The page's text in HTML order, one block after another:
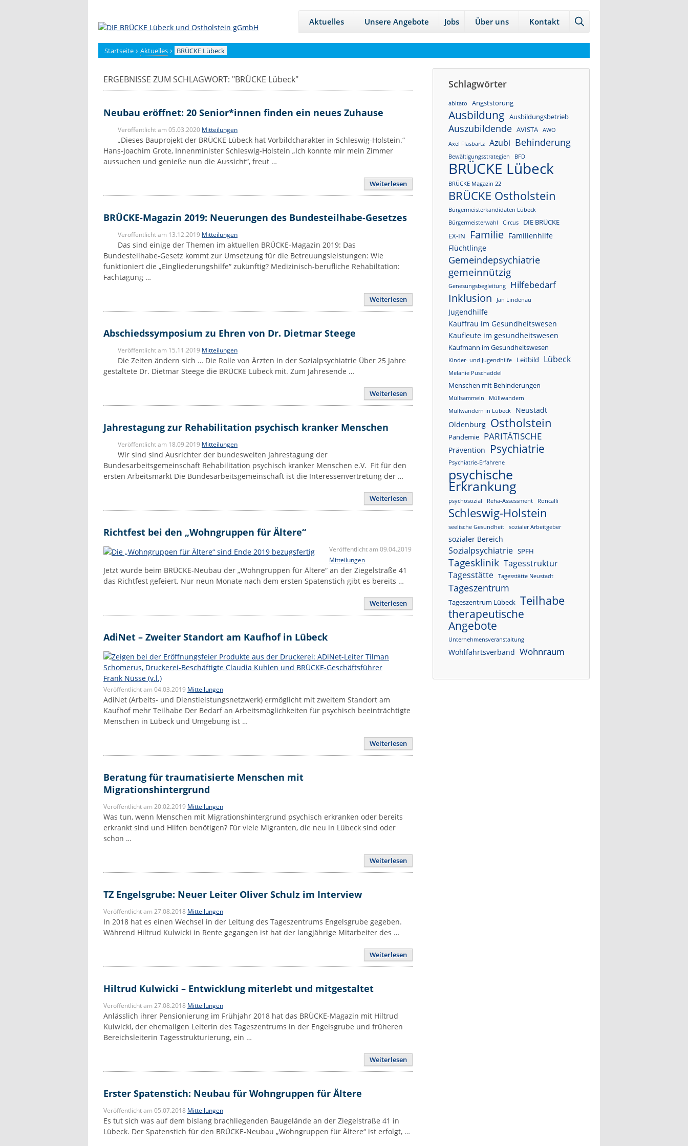
Zur
Zum
Aktuelles Unsere Angebote Jobs Über uns Kontakt
Startseite › Aktuelles › BRÜCKE Lübeck
ERGEBNISSE ZUM SCHLAGWORT: "BRÜCKE Lübeck"
Neubau eröffnet: 20 Senior*innen finden ein neues Zuhause
Veröffentlicht am 05.03.2020 Mitteilungen
„Dieses Bauprojekt der BRÜCKE Lübeck hat Vorbildcharakter in Schleswig-Holstein.“
Hans-Joachim Grote, Innenminister Schleswig-Holstein „Ich konnte mir mein Zimmer
aussuchen und genieße nun die Aussicht“, freut …
Weiterlesen
BRÜCKE-Magazin 2019: Neuerungen des Bundesteilhabe-Gesetzes
Veröffentlicht am 13.12.2019 Mitteilungen
Das sind einige der Themen im aktuellen BRÜCKE-Magazin 2019: Das
Bundesteilhabe-Gesetz kommt zur Umsetzung für die Betreuungsleistungen: Wie
funktioniert die „Eingliederungshilfe“ zukünftig? Medizinisch-berufliche Rehabiltation:
Fachtagung …
Weiterlesen
Abschiedssymposium zu Ehren von Dr. Dietmar Steege
Veröffentlicht am 15.11.2019 Mitteilungen
Die Zeiten ändern sich … Die Rolle von Ärzten in der Sozialpsychiatrie Über 25 Jahre
gestaltete Dr. Dietmar Steege die BRÜCKE Lübeck mit. Zum Jahresende …
Weiterlesen
Jahrestagung zur Rehabilitation psychisch kranker Menschen
Veröffentlicht am 18.09.2019 Mitteilungen
Wir sind sind Ausrichter der bundesweiten Jahrestagung der
Bundesarbeitsgemeinschaft Rehabilitation psychisch kranker Menschen e.V. Fit für den
ersten Arbeitsmarkt Die Bundesarbeitsgemeinschaft ist die Interessenvertretung der …
Weiterlesen
Richtfest bei den „Wohngruppen für Ältere“
Veröffentlicht am 09.04.2019
Mitteilungen
Jetzt wurde beim BRÜCKE-Neubau der „Wohngruppen für Ältere“ an der Ziegelstraße 41
das Richtfest gefeiert. Nur neun Monate nach dem ersten Spatenstich gibt es bereits …
Weiterlesen
AdiNet – Zweiter Standort am Kaufhof in Lübeck
Veröffentlicht am 04.03.2019 Mitteilungen
AdiNet (Arbeits- und Dienstleistungsnetzwerk) ermöglicht mit zweitem Standort am
Kaufhof mehr Teilhabe Der Bedarf an Arbeitsmöglichkeiten für psychisch beeinträchtigte
Menschen in Lübeck und Umgebung ist …
Weiterlesen
Beratung für traumatisierte Menschen mit
Migrationshintergrund
Veröffentlicht am 20.02.2019 Mitteilungen
Was tun, wenn Menschen mit Migrationshintergrund psychisch erkranken oder bereits
erkrankt sind und Hilfen benötigen? Für viele Migranten, die neu in Lübeck sind oder
schon …
Weiterlesen
TZ Engelsgrube: Neuer Leiter Oliver Schulz im Interview
Veröffentlicht am 27.08.2018 Mitteilungen
In 2018 hat es einen Wechsel in der Leitung des Tageszentrums Engelsgrube gegeben.
Während Hiltrud Kulwicki in Rente gegangen ist hat der langjährige Mitarbeiter des …
Weiterlesen
Hiltrud Kulwicki – Entwicklung miterlebt und mitgestaltet
Veröffentlicht am 27.08.2018 Mitteilungen
Anlässlich ihrer Pensionierung im Frühjahr 2018 hat das BRÜCKE-Magazin mit Hiltrud
Kulwicki, der ehemaligen Leiterin des Tageszentrums in der Engelsgrube und früheren
Bereichsleiterin Tagesstrukturierung, ein …
Weiterlesen
Erster Spatenstich: Neubau für Wohngruppen für Ältere
Veröffentlicht am 05.07.2018 Mitteilungen
Es tut sich was auf dem bislang brachliegenden Baugelände an der Ziegelstraße 41 in
Lübeck. Der Spatenstich für den BRÜCKE-Neubau „Wohngruppen für Ältere“ ist erfolgt, …
Schlagwörter
abitato Angststörung
Ausbildung Ausbildungsbetrieb
Auszubildende AVISTA
AWO
Axel Flasbartz
Azubi Behinderung
Bewältigungsstrategien BFD
BRÜCKE Lübeck
BRÜCKE Magazin 22
BRÜCKE Ostholstein
Bürgermeisterkandidaten Lübeck
Bürgermeisterwahl
Circus
DIE BRÜCKE
EX-IN
Familie Familienhilfe
Flüchtlinge
Gemeindepsychiatrie
gemeinnützig
Genesungsbegleitung Hilfebedarf
Inklusion Jan Lindenau
Jugendhilfe
Kauffrau im Gesundheitswesen
Kaufleute im gesundheitswesen
Kaufmann im Gesundheitswesen
Kinder- und Jugendhilfe Leitbild Lübeck
Melanie Puschaddel
Menschen mit Behinderungen
Müllsammeln
Müllwandern
Müllwandern in Lübeck
Neustadt
Oldenburg Ostholstein
Pandemie PARITÄTISCHE
Prävention Psychiatrie
Psychiatrie-Erfahrene
psychische
Erkrankung
psychosozial Reha-Assessment Roncalli
Schleswig-Holstein
seelische Gesundheit sozialer Arbeitgeber
sozialer Bereich
Sozialpsychiatrie SPFH
Tagesklinik Tagesstruktur
Tagesstätte
Tagesstätte Neustadt
Tageszentrum
Tageszentrum Lübeck Teilhabe
therapeutische
Angebote
Unternehmensveranstaltung
Wohlfahrtsverband Wohnraum